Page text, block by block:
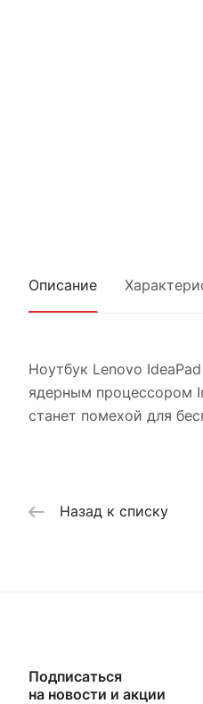
Описание
Ноутбук Lenovo
ядерным процессором
станет помехой для
Назад к списку
Подписаться
на новости и акции